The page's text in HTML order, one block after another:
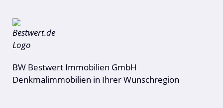
BW Bestwert Immobilien GmbH
Denkmalimmobilien in Ihrer Wunschregion